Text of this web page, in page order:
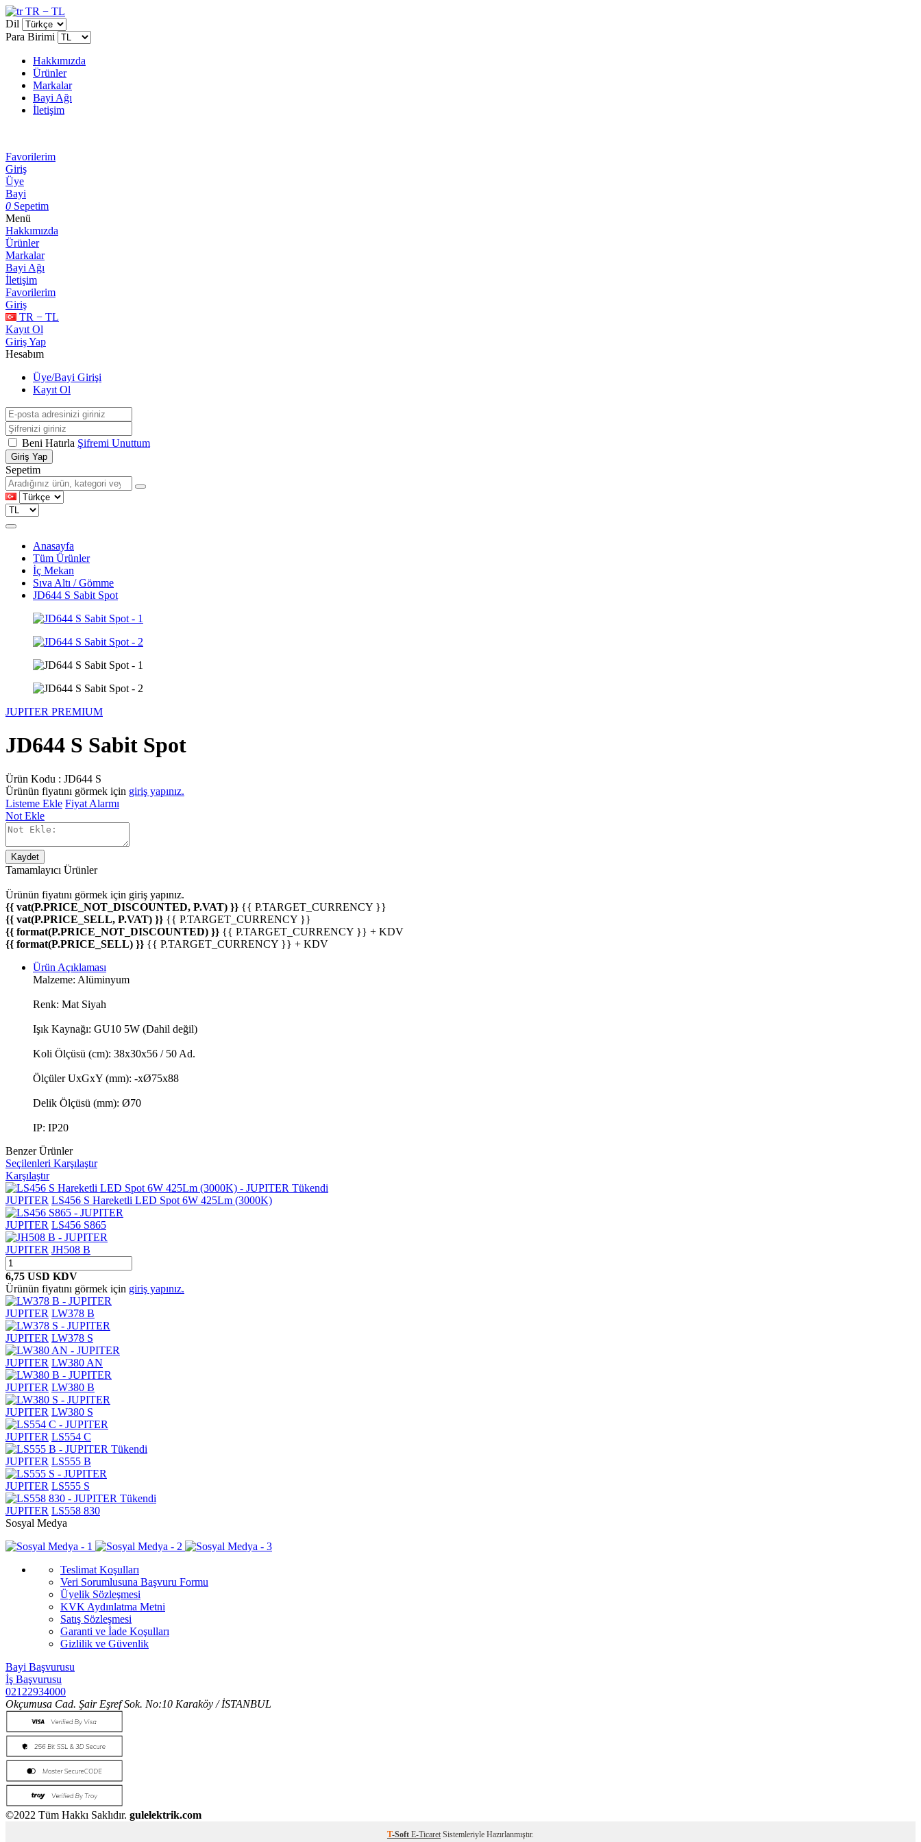
TR − TL
Dil
Para Birimi
Hakkımızda
Ürünler
Markalar
Bayi Ağı
İletişim
Favorilerim
Giriş
Üye
Bayi
0 Sepetim
Menü
Hakkımızda
Ürünler
Markalar
Bayi Ağı
İletişim
Favorilerim
Giriş
TR − TL
Kayıt Ol
Giriş Yap
Hesabım
Üye/Bayi Girişi
Kayıt Ol
Beni Hatırla Şifremi Unuttum
Giriş Yap
Sepetim
Anasayfa
Tüm Ürünler
İç Mekan
Sıva Altı / Gömme
JD644 S Sabit Spot
JUPITER PREMIUM
JD644 S Sabit Spot
Ürün Kodu : JD644 S
Ürünün fiyatını görmek için giriş yapınız.
Listeme Ekle Fiyat Alarmı
Not Ekle
Kaydet
Tamamlayıcı Ürünler
Ürünün fiyatını görmek için giriş yapınız.
{{ vat(P.PRICE_NOT_DISCOUNTED, P.VAT) }} {{ P.TARGET_CURRENCY }}
{{ vat(P.PRICE_SELL, P.VAT) }} {{ P.TARGET_CURRENCY }}
{{ format(P.PRICE_NOT_DISCOUNTED) }} {{ P.TARGET_CURRENCY }} + KDV
{{ format(P.PRICE_SELL) }} {{ P.TARGET_CURRENCY }} + KDV
Ürün Açıklaması
Malzeme: Alüminyum
Renk: Mat Siyah
Işık Kaynağı: GU10 5W (Dahil değil)
Koli Ölçüsü (cm): 38x30x56 / 50 Ad.
Ölçüler UxGxY (mm): -xØ75x88
Delik Ölçüsü (mm): Ø70
IP: IP20
Benzer Ürünler
Seçilenleri Karşılaştır
Karşılaştır
Tükendi
JUPITER LS456 S Hareketli LED Spot 6W 425Lm (3000K)
JUPITER LS456 S865
JUPITER JH508 B
6,75 USD KDV
Ürünün fiyatını görmek için giriş yapınız.
JUPITER LW378 B
JUPITER LW378 S
JUPITER LW380 AN
JUPITER LW380 B
JUPITER LW380 S
JUPITER LS554 C
Tükendi
JUPITER LS555 B
JUPITER LS555 S
Tükendi
JUPITER LS558 830
Sosyal Medya
Teslimat Koşulları
Veri Sorumlusuna Başvuru Formu
Üyelik Sözleşmesi
KVK Aydınlatma Metni
Satış Sözleşmesi
Garanti ve İade Koşulları
Gizlilik ve Güvenlik
Bayi Başvurusu
İş Başvurusu
02122934000
Okçumusa Cad. Şair Eşref Sok. No:10 Karaköy / İSTANBUL
©2022 Tüm Hakkı Saklıdır. gulelektrik.com
T-Soft E-Ticaret Sistemleriyle Hazırlanmıştır.